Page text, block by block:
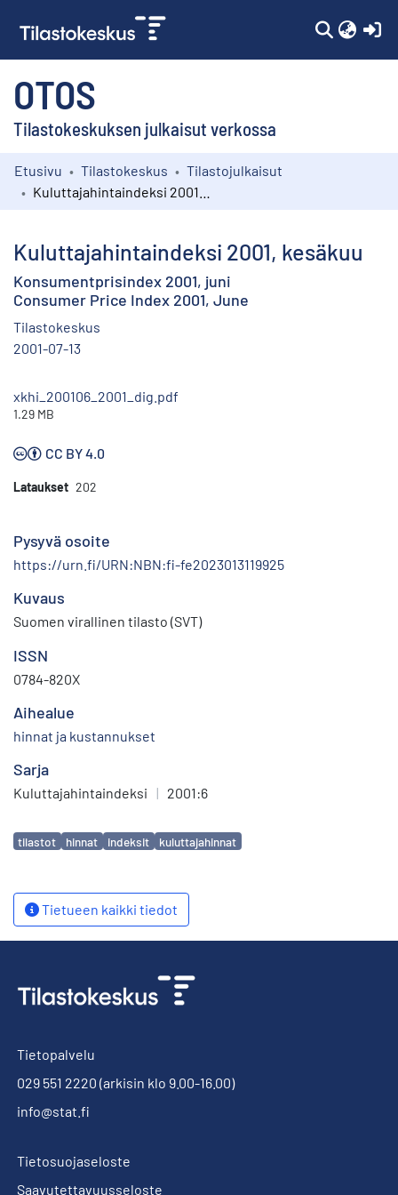
OTOS
Tilastokeskuksen julkaisut verkossa
Kokoelmat
Etusivu Tilastokeskus
Tilastojulkaisut
Kuluttajahintaindeksi 2001, kesäkuu
Konsumentprisindex 2001, juni
Consumer Price Index 2001, June
Tilastokeskus
2001-07-13
xkhi_200106_2001_dig.pdf
1.29 MB
CC BY 4.0
Lataukset 202
Pysyvä osoite
https://urn.fi/URN:NBN:fi-fe2023013119925
Kuvaus
Suomen virallinen tilasto (SVT)
ISSN
0784-820X
Aihealue
hinnat ja kustannukset
Sarja
Kuluttajahintaindeksi | 2001:6
Avainsanat
tilastot hinnat indeksit kuluttajahinnat
Tietueen kaikki tiedot
Tietopalvelu
029 551 2220 (arkisin klo 9.00-16.00)
info@stat.fi
Tietosuojaseloste
Saavutettavuusseloste